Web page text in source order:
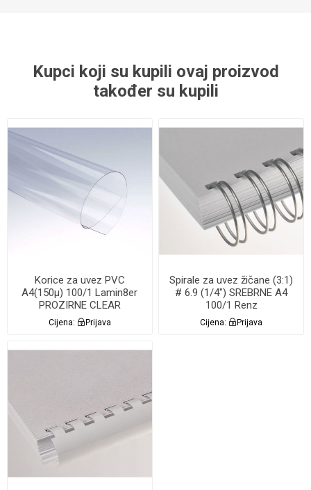
Kupci koji su kupili ovaj proizvod
također su kupili
Korice za uvez PVC
A4(150µ) 100/1 Lamin8er
PROZIRNE CLEAR
Cijena: Prijava
Spirale za uvez žičane (3:1)
# 6.9 (1/4") SREBRNE A4
100/1 Renz
Cijena: Prijava